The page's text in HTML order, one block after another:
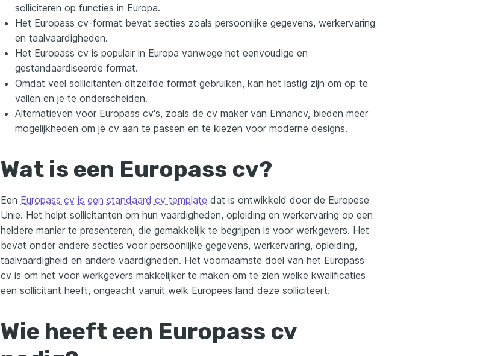
solliciteren op functies in Europa.
Het Europass cv-format bevat secties zoals persoonlijke gegevens, werkervaring
en taalvaardigheden.
Het Europass cv is populair in Europa vanwege het eenvoudige en
gestandaardiseerde format.
Omdat veel sollicitanten ditzelfde format gebruiken, kan het lastig zijn om op te
vallen en je te onderscheiden.
Alternatieven voor Europass cv's, zoals de cv maker van Enhancv, bieden meer
mogelijkheden om je cv aan te passen en te kiezen voor moderne designs.
Wat is een Europass cv?
Een Europass cv is een standaard cv template dat is ontwikkeld door de Europese
Unie. Het helpt sollicitanten om hun vaardigheden, opleiding en werkervaring op een
heldere manier te presenteren, die gemakkelijk te begrijpen is voor werkgevers. Het
bevat onder andere secties voor persoonlijke gegevens, werkervaring, opleiding,
taalvaardigheid en andere vaardigheden. Het voornaamste doel van het Europass
cv is om het voor werkgevers makkelijker te maken om te zien welke kwalificaties
een sollicitant heeft, ongeacht vanuit welk Europees land deze solliciteert.
Wie heeft een Europass cv